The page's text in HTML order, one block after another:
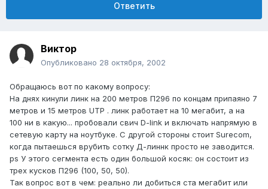
Ответить
Виктор
Опубликовано 28 октября, 2002
Обращаюсь вот по какому вопросу:
На днях кинули линк на 200 метров П296 по концам припаяно 7
метров и 15 метров UTP . линк работает на 10 мегабит, а на
100 ни в какую... пробовали свич D-link и включать напрямую в
сетевую карту на ноутбуке. С другой стороны стоит Surecom,
когда пытаешься врубить сотку Д-линнк просто не заводится.
ps У этого сегмента есть один большой косяк: он состоит из
трех кусков П296 (100, 50, 50).
Так вопрос вот в чем: реально ли добиться ста мегабит или